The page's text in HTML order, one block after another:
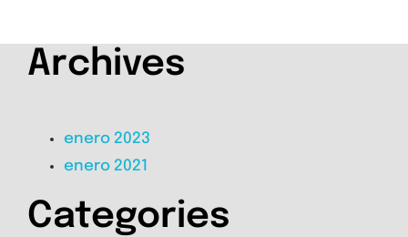
Archives
enero 2023
enero 2021
Categories